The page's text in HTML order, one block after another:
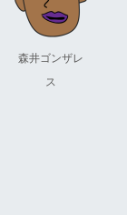
森井ゴンザレ
ス